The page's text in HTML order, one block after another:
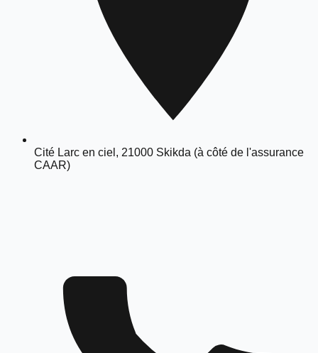
Cité Larc en ciel, 21000 Skikda (à côté de l'assurance
CAAR)